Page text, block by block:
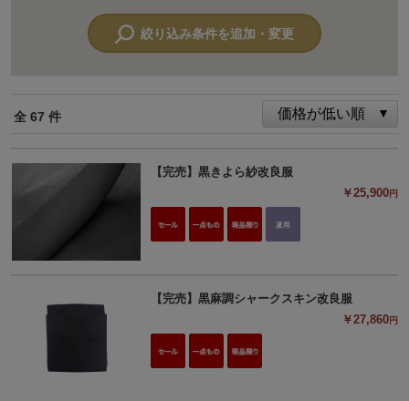
絞り込み条件を追加・変更
全 67 件
【完売】黒きよら紗改良服
￥25,900円
【完売】黒麻調シャークスキン改良服
￥27,860円